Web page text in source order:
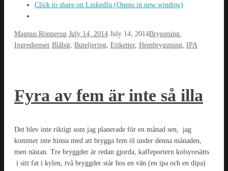
Click to share on LinkedIn (Opens in new window)
Magnus Rönnerup July 14, 2014 July 14, 2014Bryggning,
Ingredienser Blåbär, Buteljering, Etiketter, Hembryggning, IPA
Fyra av fem är inte så illa
Det blev inte riktigt som jag planerade för en månad sen, jag
kommer inte hinna med att brygga fem öl under denna månaden,
men nästan. Tre bryggder är redan gjorda, kaffeportern kolsyresätts
i sitt fat i kylen, två bryggder står hos en vän (en ipa och en dipa)